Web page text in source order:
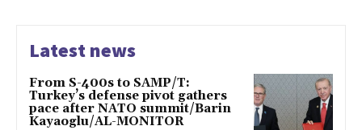
Latest news
From S-400s to SAMP/T:
Turkey’s defense pivot gathers
pace after NATO summit/Barin
Kayaoglu/AL-MONITOR